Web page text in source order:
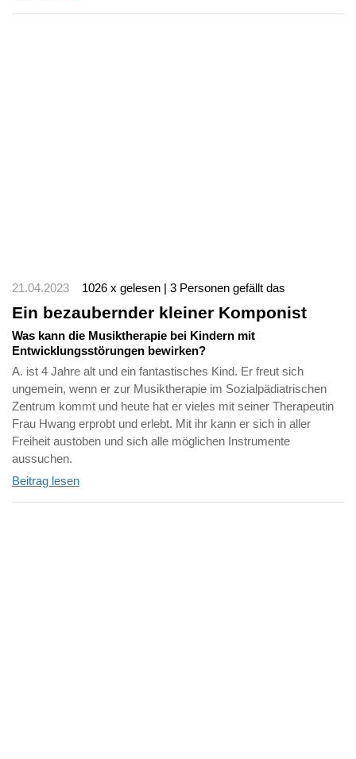
21.04.2023 1026 x gelesen | 3 Personen gefällt das
Ein bezaubernder kleiner Komponist
Was kann die Musiktherapie bei Kindern mit
Entwicklungsstörungen bewirken?
A. ist 4 Jahre alt und ein fantastisches Kind. Er freut sich
ungemein, wenn er zur Musiktherapie im Sozialpädiatrischen
Zentrum kommt und heute hat er vieles mit seiner Therapeutin
Frau Hwang erprobt und erlebt. Mit ihr kann er sich in aller
Freiheit austoben und sich alle möglichen Instrumente
aussuchen.
Beitrag lesen